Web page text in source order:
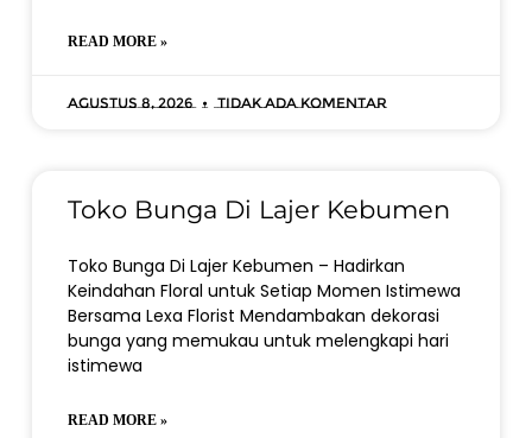
READ MORE »
Agustus 8, 2026 Tidak ada komentar
Toko Bunga Di Lajer Kebumen
Toko Bunga Di Lajer Kebumen – Hadirkan
Keindahan Floral untuk Setiap Momen Istimewa
Bersama Lexa Florist Mendambakan dekorasi
bunga yang memukau untuk melengkapi hari
istimewa
READ MORE »